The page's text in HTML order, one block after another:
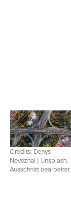
Credits: Denys
Nevozhai | Unsplash,
Ausschnitt bearbeitet